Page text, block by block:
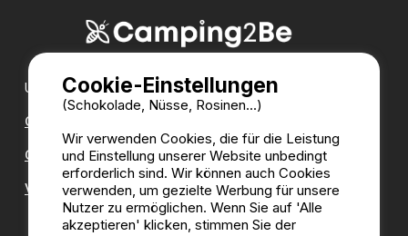
Unsere Partner:
CampingDirect
CampingStreetView
Verzeichnis der Campingplätze
Cookie-Einstellungen
(Schokolade, Nüsse, Rosinen...)
Wir verwenden Cookies, die für die Leistung
und Einstellung unserer Website unbedingt
erforderlich sind. Wir können auch Cookies
verwenden, um gezielte Werbung für unsere
Nutzer zu ermöglichen. Wenn Sie auf 'Alle
akzeptieren' klicken, stimmen Sie der